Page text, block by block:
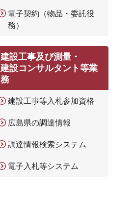
電子契約（物品・委託役
務）
建設工事及び測量・
建設コンサルタント等業
務
建設工事等入札参加資格
広島県の調達情報
調達情報検索システム
電子入札等システム